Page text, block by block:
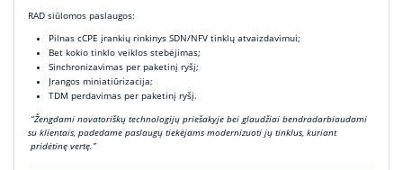
RAD siūlomos paslaugos:
Pilnas cCPE įrankių rinkinys SDN/NFV tinklų atvaizdavimui;
Bet kokio tinklo veiklos stebėjimas;
Sinchronizavimas per paketinį ryšį;
Įrangos miniatiūrizacija;
TDM perdavimas per paketinį ryšį.
“Žengdami novatoriškų technologijų priešakyje bei glaudžiai bendradarbiaudami
su klientais, padedame paslaugų tiekėjams modernizuoti jų tinklus, kuriant
pridėtinę vertę.”